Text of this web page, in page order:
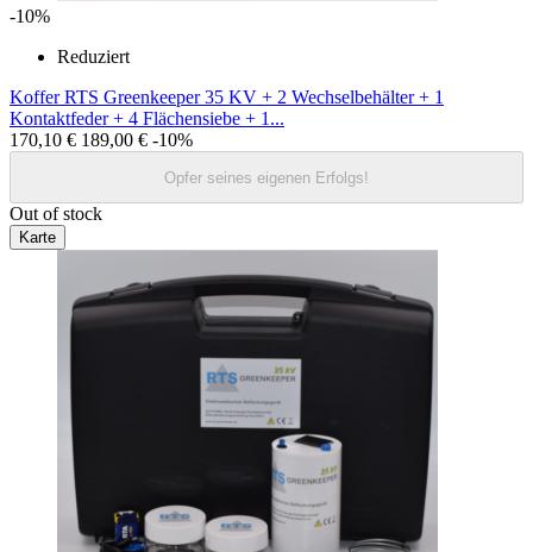
-10%
Reduziert
Koffer RTS Greenkeeper 35 KV + 2 Wechselbehälter + 1
Kontaktfeder + 4 Flächensiebe + 1...
170,10 € 189,00 € -10%
Opfer seines eigenen Erfolgs!
Out of stock
Karte